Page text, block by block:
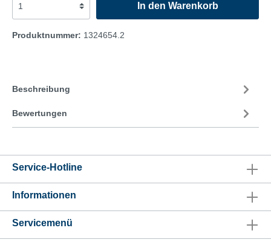
In den Warenkorb
Produktnummer: 1324654.2
Beschreibung
Bewertungen
Service-Hotline
Informationen
Servicemenü